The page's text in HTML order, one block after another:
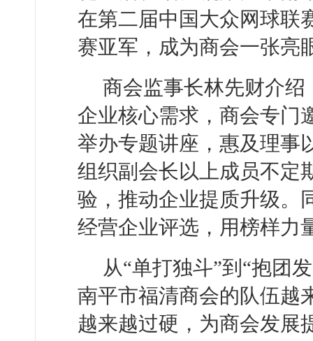
在第二届中国大众网球联
赛亚军，成为商会一张亮
商会监事长林先财介
企业核心需求，商会专门
举办专题讲座，惠及理事
组织副会长以上成员不定
验，推动企业提质升级。
经营企业评选，用榜样力
从“单打独斗”到“抱团
南平市福清商会的队伍越
越来越过硬，为商会发展